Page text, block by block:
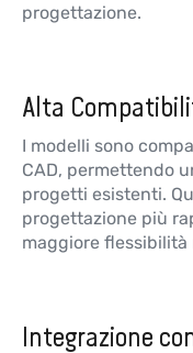
progettazione.
Alta
I modelli sono
CAD, permettendo
progetti esistenti.
progettazione più
maggiore flessibilità
Integrazione